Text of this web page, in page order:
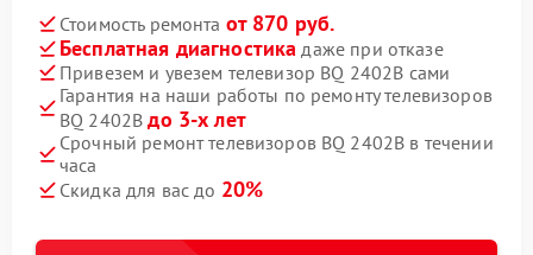
Стоимость ремонта от 870 руб.
Бесплатная диагностика даже при отказе
Привезем и увезем телевизор BQ 2402B сами
Гарантия на наши работы по ремонту телевизоров
BQ 2402Bдо 3-х лет
Срочный ремонт телевизоров BQ 2402B в течении
часа
Скидка для вас до 20%